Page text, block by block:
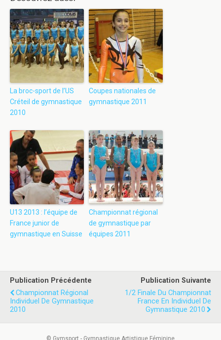
La broc-sport de l’US
Créteil de gymnastique
2010
Coupes nationales de
gymnastique 2011
U13 2013 : l’équipe de
France junior de
gymnastique en Suisse
Championnat régional
de gymnastique par
équipes 2011
Publication Précédente
Championnat Régional
Individuel De Gymnastique
2010
Publication Suivante
1/2 Finale Du Championnat
France En Individuel De
Gymnastique 2010
© Gymsport - Gymnastique Artistique Féminine